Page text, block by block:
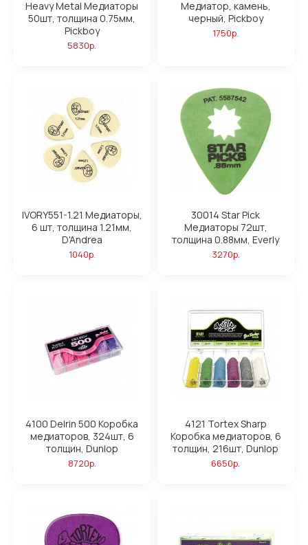
Heavy Metal Медиаторы
50шт, толщина 0.75мм,
Pickboy
5830р.
Медиатор, камень,
черный, Pickboy
1750р.
IVORY551-1.21 Медиаторы,
6 шт, толщина 1.21мм,
D'Andrea
1040р.
30014 Star Pick
Медиаторы 72шт,
толщина 0.88мм, Everly
3270р.
4100 Delrin 500 Коробка
медиаторов, 324шт, 6
толщин, Dunlop
8720р.
4121 Tortex Sharp
Коробка медиаторов, 6
толщин, 216шт, Dunlop
6650р.